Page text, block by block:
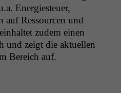
Energi­es­teuer,
auf Ressourcen und
und zeigt die aktuellen
Bere­ich auf.